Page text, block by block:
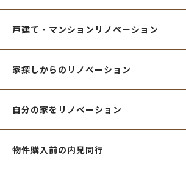
戸建て・マンションリノベーション
家探しからのリノベーション
自分の家をリノベーション
物件購入前の内見同行